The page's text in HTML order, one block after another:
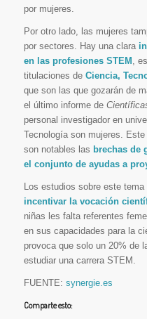
por mujeres.
Por otro lado, las mujeres
por sectores. Hay una clara
en las profesiones STEM
,
titulaciones deCiencia,
que son las que gozarán de
el último informe de
personal investigador en
Tecnología son mujeres.
son notables las brechas de
el conjunto de ayudas a
Los estudios sobre este
incentivar la vocación
niñas les falta referentes
en sus capacidades para la
provoca que solo un 20% de
estudiar una carrera STEM.
FUENTE: synergie.es
Comparte esto: